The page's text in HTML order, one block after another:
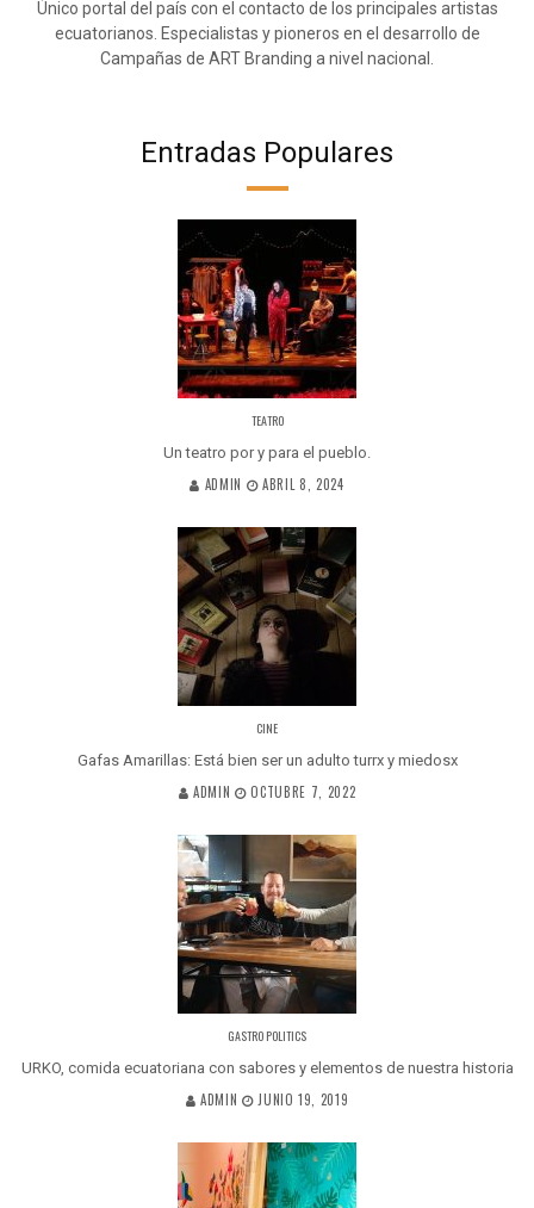
Único portal del país con el contacto de los principales artistas
ecuatorianos. Especialistas y pioneros en el desarrollo de
Campañas de ART Branding a nivel nacional.
Entradas Populares
TEATRO
Un teatro por y para el pueblo.
ADMIN ABRIL 8, 2024
CINE
Gafas Amarillas: Está bien ser un adulto turrx y miedosx
ADMIN OCTUBRE 7, 2022
GASTRO POLITICS
URKO, comida ecuatoriana con sabores y elementos de nuestra historia
ADMIN JUNIO 19, 2019